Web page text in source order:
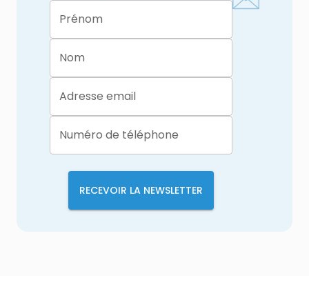
Prénom
Nom
Adresse email
Numéro de téléphone
RECEVOIR LA NEWSLETTER